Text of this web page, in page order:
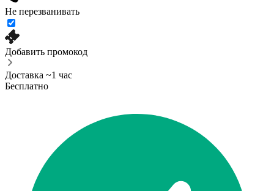
Не перезванивать
Добавить промокод
Доставка ~1 час
Бесплатно